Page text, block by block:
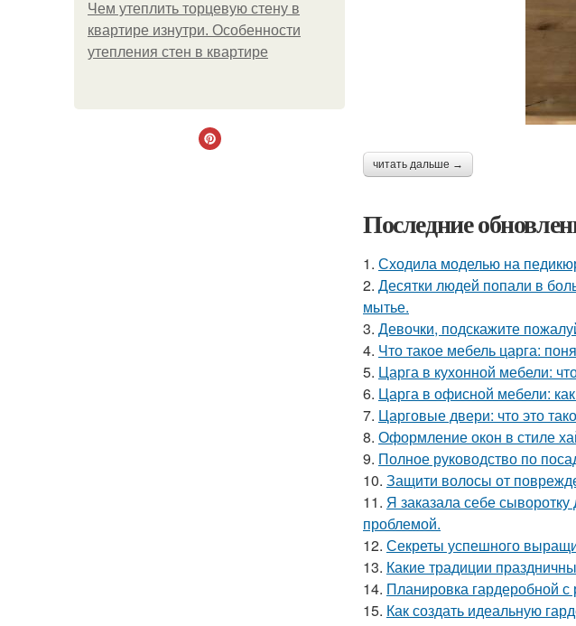
Чем утеплить торцевую стену в
квартире изнутри. Особенности
утепления стен в квартире
читать дальше →
Последние
1. Сходила моделью на
2. Десятки людей попали в
мытье.
3. Девочки, подскажите
4. Что такое мебель царга:
5. Царга в кухонной мебели:
6. Царга в офисной мебели:
7. Царговые двери: что это
8. Оформление окон в стиле
9. Полное руководство по
10. Защити волосы от
11. Я заказала себе
проблемой.
12. Секреты успешного
13. Какие традиции
14. Планировка гардеробной с
15. Как создать идеальную